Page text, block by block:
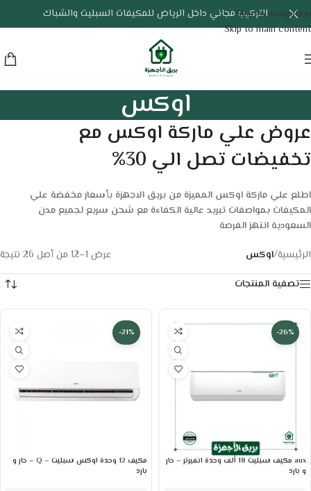
Skip to navigation
Skip to main content
التركيب مجاني داخل الرياض للمكيفات السبليت والشباك
اوكس
عروض علي ماركة اوكس مع
تخفيضات تصل الي 30%
اطلع علي ماركة اوكس المميزة من بريق الاجهزة بأسعار مخفضة علي
المكيفات بمواصفات تبريد عالية الكفاءة مع شحن سريع لجميع مدن
السعودية انتهز الفرصة
الرئيسية/اوكس
عرض 1–12 من أصل 26 نتيجة
تصفية المنتجات
-26%
aux مكيف سبليت 18 ألف وحدة انفيرتر – حار
و بارد
-21%
مكيف 12 وحدة اوكس سبليت – Q – حار و
بارد